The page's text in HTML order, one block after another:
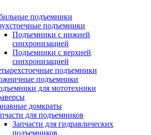
подъемники
подъемники
Подъемники с нижней
синхронизацией
Подъемники с верхней
синхронизацией
подъемники
подъемники
для мототехники
домкраты
для подъемников
Запчасти для гидравлических
подъемников